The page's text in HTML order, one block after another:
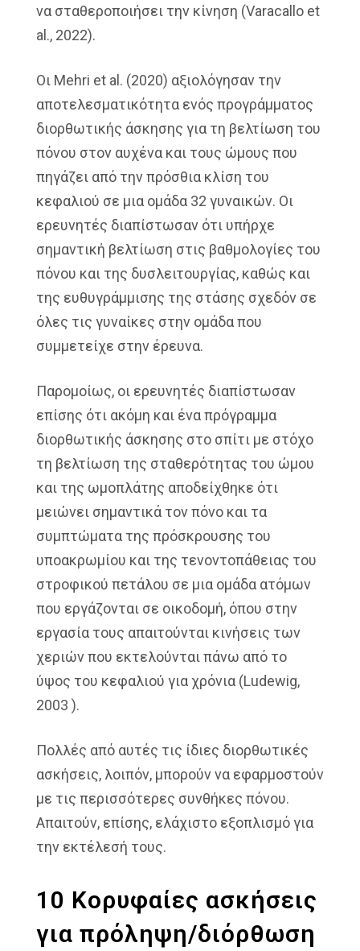
να σταθεροποιήσει την κίνηση (Varacallo et
al., 2022).
Οι Mehri et al. (2020) αξιολόγησαν την
αποτελεσματικότητα ενός προγράμματος
διορθωτικής άσκησης για τη βελτίωση του
πόνου στον αυχένα και τους ώμους που
πηγάζει από την πρόσθια κλίση του
κεφαλιού σε μια ομάδα 32 γυναικών. Οι
ερευνητές διαπίστωσαν ότι υπήρχε
σημαντική βελτίωση στις βαθμολογίες του
πόνου και της δυσλειτουργίας, καθώς και
της ευθυγράμμισης της στάσης σχεδόν σε
όλες τις γυναίκες στην ομάδα που
συμμετείχε στην έρευνα.
Παρομοίως, οι ερευνητές διαπίστωσαν
επίσης ότι ακόμη και ένα πρόγραμμα
διορθωτικής άσκησης στο σπίτι με στόχο
τη βελτίωση της σταθερότητας του ώμου
και της ωμοπλάτης αποδείχθηκε ότι
μειώνει σημαντικά τον πόνο και τα
συμπτώματα της πρόσκρουσης του
υποακρωμίου και της τενοντοπάθειας του
στροφικού πετάλου σε μια ομάδα ατόμων
που εργάζονται σε οικοδομή, όπου στην
εργασία τους απαιτούνται κινήσεις των
χεριών που εκτελούνται πάνω από το
ύψος του κεφαλιού για χρόνια (Ludewig,
2003 ).
Πολλές από αυτές τις ίδιες διορθωτικές
ασκήσεις, λοιπόν, μπορούν να εφαρμοστούν
με τις περισσότερες συνθήκες πόνου.
Απαιτούν, επίσης, ελάχιστο εξοπλισμό για
την εκτέλεσή τους.
10 Κορυφαίες ασκήσεις
για πρόληψη/διόρθωση